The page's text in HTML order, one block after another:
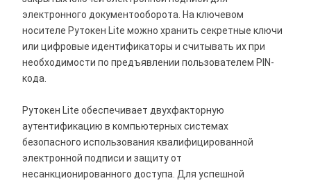
электронного документооборота. На ключевом
носителе Рутокен Lite можно хранить секретные ключи
или цифровые идентификаторы и считывать их при
необходимости по предъявлении пользователем PIN-
кода.
Рутокен Lite обеспечивает двухфакторную
аутентификацию в компьютерных системах
безопасного использования квалифицированной
электронной подписи и защиту от
несанкционированного доступа. Для успешной